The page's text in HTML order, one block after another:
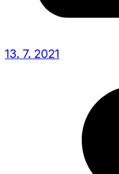
13. 7. 2021